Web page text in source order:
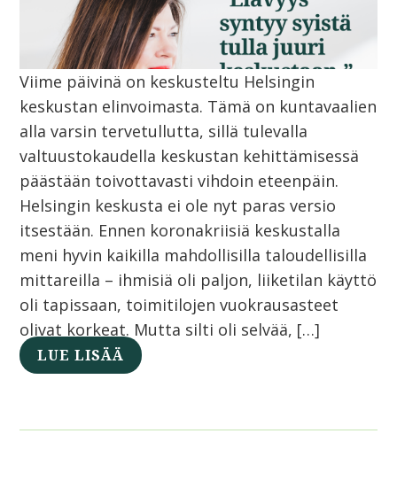
Viime päivinä on keskusteltu Helsingin
keskustan elinvoimasta. Tämä on kuntavaalien
alla varsin tervetullutta, sillä tulevalla
valtuustokaudella keskustan kehittämisessä
päästään toivottavasti vihdoin eteenpäin.
Helsingin keskusta ei ole nyt paras versio
itsestään. Ennen koronakriisiä keskustalla
meni hyvin kaikilla mahdollisilla taloudellisilla
mittareilla – ihmisiä oli paljon, liiketilan käyttö
oli tapissaan, toimitilojen vuokrausasteet
olivat korkeat. Mutta silti oli selvää, […]
LUE LISÄÄ